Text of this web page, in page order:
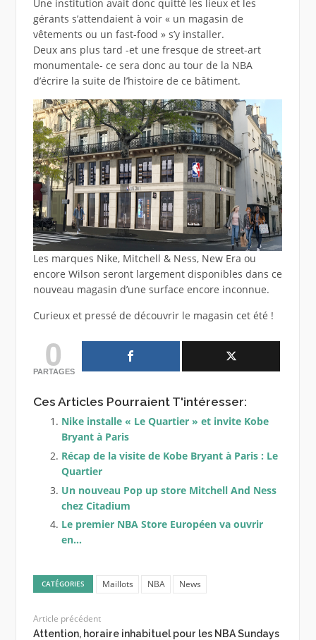
Une institution avait donc quitté les lieux et les
gérants s’attendaient à voir « un magasin de
vêtements ou un fast-food » s’y installer.
Deux ans plus tard -et une fresque de street-art
monumentale- ce sera donc au tour de la NBA
d’écrire la suite de l’histoire de ce bâtiment.
Les marques Nike, Mitchell & Ness, New Era ou
encore Wilson seront largement disponibles dans ce
nouveau magasin d’une surface encore inconnue.
Curieux et pressé de découvrir le magasin cet été !
0
PARTAGES
Ces Articles Pourraient T'intéresser:
Nike installe « Le Quartier » et invite Kobe
Bryant à Paris
Récap de la visite de Kobe Bryant à Paris : Le
Quartier
Un nouveau Pop up store Mitchell And Ness
chez Citadium
Le premier NBA Store Européen va ouvrir
en…
CATÉGORIES Maillots NBA News
Article précédent
Attention, horaire inhabituel pour les NBA Sundays